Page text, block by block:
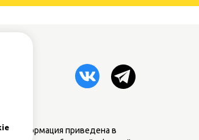
информация приведена в